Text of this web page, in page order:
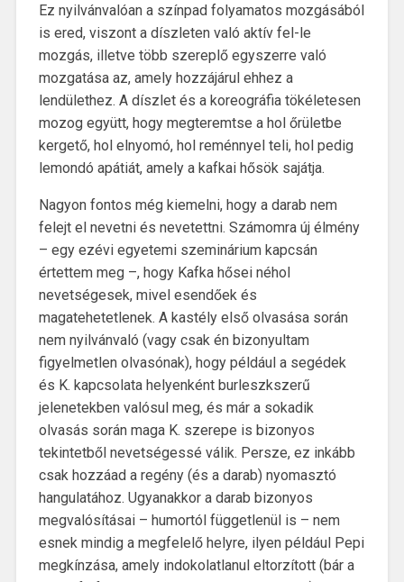
Ez nyilvánvalóan a színpad folyamatos mozgásából
is ered, viszont a díszleten való aktív fel-le
mozgás, illetve több szereplő egyszerre való
mozgatása az, amely hozzájárul ehhez a
lendülethez. A díszlet és a koreográfia tökéletesen
mozog együtt, hogy megteremtse a hol őrületbe
kergető, hol elnyomó, hol reménnyel teli, hol pedig
lemondó apátiát, amely a kafkai hősök sajátja.
Nagyon fontos még kiemelni, hogy a darab nem
felejt el nevetni és nevetettni. Számomra új élmény
– egy ezévi egyetemi szeminárium kapcsán
értettem meg –, hogy Kafka hősei néhol
nevetségesek, mivel esendőek és
magatehetetlenek. A kastély első olvasása során
nem nyilvánvaló (vagy csak én bizonyultam
figyelmetlen olvasónak), hogy például a segédek
és K. kapcsolata helyenként burleszkszerű
jelenetekben valósul meg, és már a sokadik
olvasás során maga K. szerepe is bizonyos
tekintetből nevetségessé válik. Persze, ez inkább
csak hozzáad a regény (és a darab) nyomasztó
hangulatához. Ugyanakkor a darab bizonyos
megvalósításai – humortól függetlenül is – nem
esnek mindig a megfelelő helyre, ilyen például Pepi
megkínzása, amely indokolatlanul eltorzított (bár a